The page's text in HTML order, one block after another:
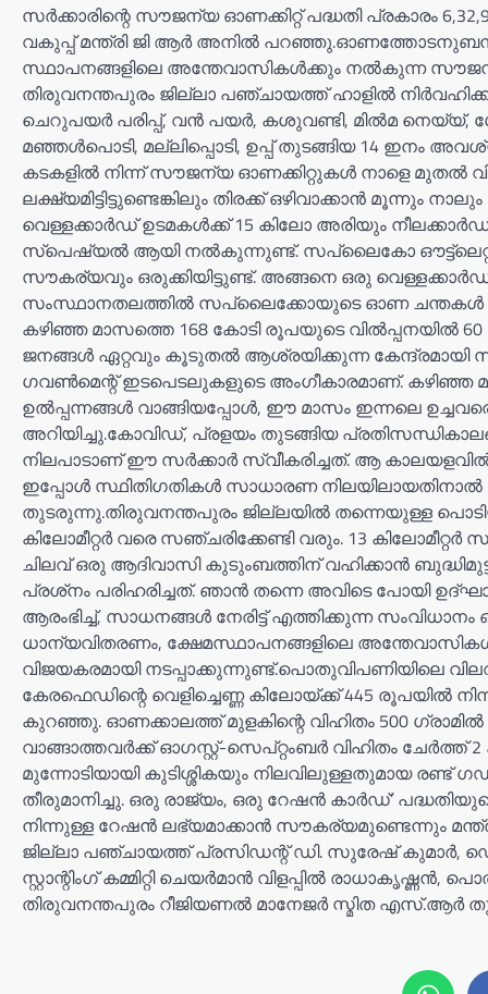
സർക്കാരിന്റെ സൗജന്യ ഓണക്കിറ്റ് പദ്ധതി പ്രകാരം
വകുപ്പ് മന്ത്രി ജി ആർ അനിൽ
സ്ഥാപനങ്ങളിലെ അന്തേവാസികൾക്കും നൽകുന്ന
തിരുവനന്തപുരം ജില്ലാ പഞ്ചായത്ത് ഹാളിൽ
ചെറുപയർ പരിപ്പ്, വൻ പയർ, കശുവണ്ടി, മിൽമ നെയ്യ്,
മഞ്ഞൾപൊടി, മല്ലിപ്പൊടി, ഉപ്പ് തുടങ്ങിയ 14 ഇനം
കടകളിൽ നിന്ന് സൗജന്യ ഓണക്കിറ്റുകൾ നാളെ മുതൽ
ലക്ഷ്യമിട്ടിട്ടുണ്ടെങ്കിലും തിരക്ക് ഒഴിവാക്കാൻ മൂന്നും
വെള്ളക്കാർഡ് ഉടമകൾക്ക് 15 കിലോ അരിയും
സ്പെഷ്യൽ ആയി നൽകുന്നുണ്ട്. സപ്ലൈകോ
സൗകര്യവും ഒരുക്കിയിട്ടുണ്ട്. അങ്ങനെ ഒരു
സംസ്ഥാനതലത്തിൽ സപ്ലൈക്കോയുടെ ഓണ ചന്തകൾ
കഴിഞ്ഞ മാസത്തെ 168 കോടി രൂപയുടെ വിൽപ്പനയിൽ
ജനങ്ങൾ ഏറ്റവും കൂടുതൽ ആശ്രയിക്കുന്ന
ഗവൺമെന്റ് ഇടപെടലുകളുടെ അംഗീകാരമാണ്. കഴിഞ്ഞ
ഉൽപ്പന്നങ്ങൾ വാങ്ങിയപ്പോൾ, ഈ മാസം ഇന്നലെ
അറിയിച്ചു.കോവിഡ്, പ്രളയം തുടങ്ങിയ
നിലപാടാണ് ഈ സർക്കാർ സ്വീകരിച്ചത്. ആ
ഇപ്പോൾ സ്ഥിതിഗതികൾ സാധാരണ നിലയിലായതിനാൽ
തുടരുന്നു.തിരുവനന്തപുരം ജില്ലയിൽ തന്നെയുള്ള
കിലോമീറ്റർ വരെ സഞ്ചരിക്കേണ്ടി വരും. 13
ചിലവ് ഒരു ആദിവാസി കുടുംബത്തിന് വഹിക്കാൻ
പ്രശ്‌നം പരിഹരിച്ചത്. ഞാൻ തന്നെ അവിടെ പോയി
ആരംഭിച്ച്, സാധനങ്ങൾ നേരിട്ട് എത്തിക്കുന്ന
ധാന്യവിതരണം, ക്ഷേമസ്ഥാപനങ്ങളിലെ
വിജയകരമായി നടപ്പാക്കുന്നുണ്ട്.പൊതുവിപണിയിലെ
കേരഫെഡിന്റെ വെളിച്ചെണ്ണ കിലോയ്ക്ക് 445 രൂപയിൽ
കുറഞ്ഞു. ഓണക്കാലത്ത് മുളകിന്റെ വിഹിതം 500 ഗ്രാമിൽ
വാങ്ങാത്തവർക്ക് ഓഗസ്റ്റ്-സെപ്റ്റംബർ വിഹിതം
മുന്നോടിയായി കുടിശ്ശികയും നിലവിലുള്ളതുമായ
തീരുമാനിച്ചു. ഒരു രാജ്യം, ഒരു റേഷൻ കാർഡ്’
നിന്നുള്ള റേഷൻ ലഭ്യമാക്കാൻ സൗകര്യമുണ്ടെന്നും
ജില്ലാ പഞ്ചായത്ത് പ്രസിഡന്റ് ഡി. സുരേഷ് കുമാർ,
സ്റ്റാന്റിംഗ് കമ്മിറ്റി ചെയർമാൻ വിളപ്പിൽ
തിരുവനന്തപുരം റീജിയണൽ മാനേജർ സ്മിത എസ്.ആർ